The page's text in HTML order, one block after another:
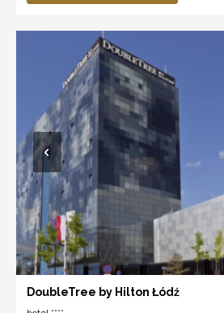
DoubleTree by Hilton Łódź